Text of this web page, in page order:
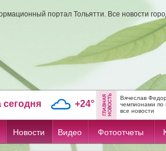
портал Тольятти. Все новости
сегодня +24°
Вячеслав
чемпионами по
все новости
Новости Видео Фотоотчеты